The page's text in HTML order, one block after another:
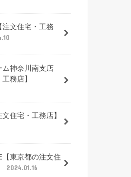
文住宅・工務
ム神奈川南支店
務店】
住宅・工務店】
【東京都の注文住
2024.01.16